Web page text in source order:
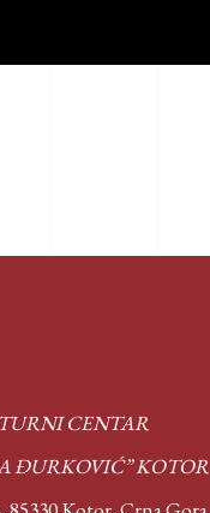
CENTAR
ĐURKOVIĆ” KOTOR